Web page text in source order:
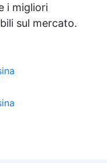
i migliori
sul mercato.